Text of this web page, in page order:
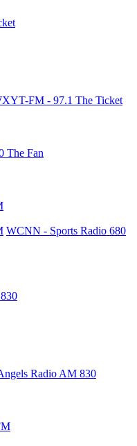
FM - 97.1 The Ticket
The Fan
WCNN - Sports Radio 680
Radio AM 830